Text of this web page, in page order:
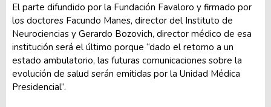
El parte difundido por la Fundación Favaloro y firmado por
los doctores Facundo Manes, director del Instituto de
Neurociencias y Gerardo Bozovich, director médico de esa
institución será el último porque “dado el retorno a un
estado ambulatorio, las futuras comunicaciones sobre la
evolución de salud serán emitidas por la Unidad Médica
Presidencial”.